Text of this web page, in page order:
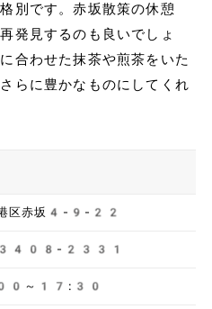
別です。赤坂散策の休憩
発見するのも良いでしょ
合わせた抹茶や煎茶をいた
らに豊かなものにしてくれ
港区赤坂4-9-22
2331
～17:30